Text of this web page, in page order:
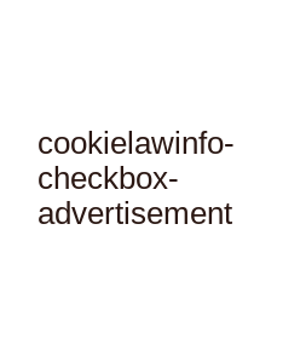
cookielawinfo-
checkbox-
advertisement